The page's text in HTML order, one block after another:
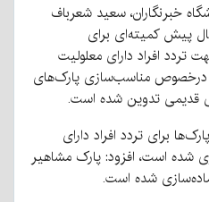
خبرنگاران، سعید شعرباف
پیش کمیته‌ای برای
تردد افراد دارای معلولیت
درخصوص مناسب‌سازی پارک‌های
قدیمی تدوین شده است.
برای تردد افراد دارای
شده است، افزود: پارک مشاهیر
شده است.